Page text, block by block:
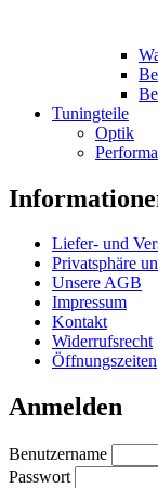
Tuningteile
Optik
Liefer- und
Privatsphäre
Unsere AGB
Impressum
Kontakt
Widerrufsrecht
Öffnungszeiten
Anmelden
Benutzername
Passwort